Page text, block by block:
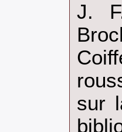
‎J.
sur